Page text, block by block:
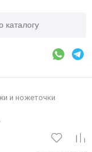
и ножеточки